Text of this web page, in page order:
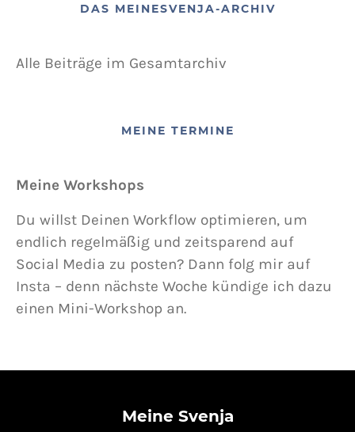
DAS MEINESVENJA-ARCHIV
Alle Beiträge im Gesamtarchiv
MEINE TERMINE
Meine Workshops
Du willst Deinen Workflow optimieren, um
endlich regelmäßig und zeitsparend auf
Social Media zu posten? Dann folg mir auf
Insta – denn nächste Woche kündige ich dazu
einen Mini-Workshop an.
Meine Svenja